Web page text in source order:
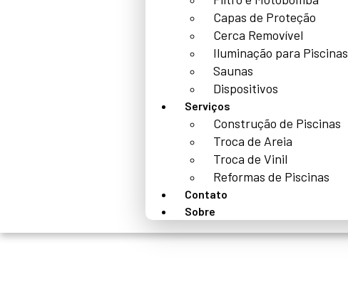
Capas de Proteção
Cerca Removível
Iluminação para Piscinas
Saunas
Dispositivos
Serviços
Construção de Piscinas
Troca de Areia
Troca de Vinil
Reformas de Piscinas
Contato
Sobre